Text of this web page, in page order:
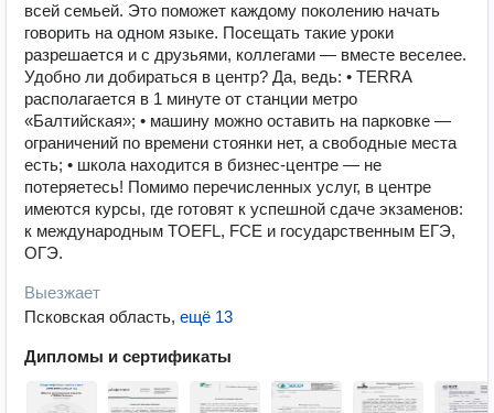
всей семьей. Это поможет каждому поколению начать
говорить на одном языке. Посещать такие уроки
разрешается и с друзьями, коллегами — вместе веселее.
Удобно ли добираться в центр? Да, ведь: • TERRA
располагается в 1 минуте от станции метро
«Балтийская»; • машину можно оставить на парковке —
ограничений по времени стоянки нет, а свободные места
есть; • школа находится в бизнес-центре — не
потеряетесь! Помимо перечисленных услуг, в центре
имеются курсы, где готовят к успешной сдаче экзаменов:
к международным TOEFL, FCE и государственным ЕГЭ,
ОГЭ.
Выезжает
Псковская область, ещё 13
Дипломы и сертификаты